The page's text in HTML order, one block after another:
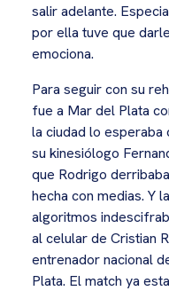
salir adelante.
por ella tuve que
emociona.
Para seguir con su
fue a Mar del Plata
la ciudad lo esperaba
su kinesiólogo
que Rodrigo
hecha con medias. Y
algoritmos
al celular de Cristian
entrenador nacional
Plata. El match ya